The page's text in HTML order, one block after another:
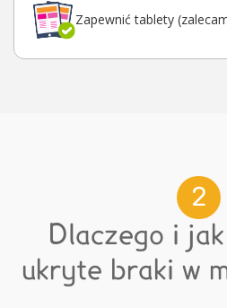
Zapewnić tablety
2
Dlaczego i
ukryte braki w